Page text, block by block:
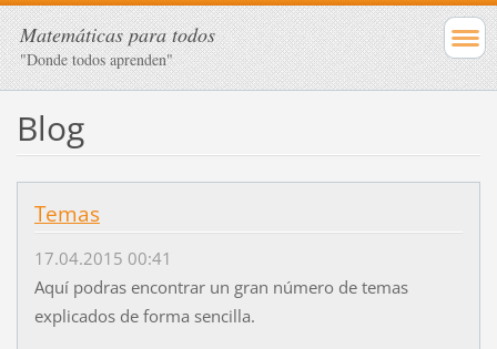
Matemáticas para todos
"Donde todos aprenden"
Blog
Temas
17.04.2015 00:41
Aquí podras encontrar un gran número de temas
explicados de forma sencilla.